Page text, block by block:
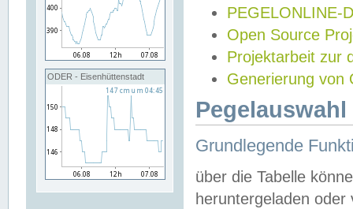
ODER - Eisenhüttenstadt
PEGELONLINE-
Open Source
Projektarbeit zur
Generierung von
Grundlegende
über die Tabelle
heruntergeladen oder